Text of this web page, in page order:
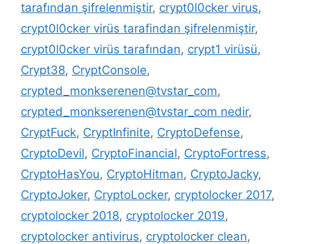
tarafından şifrelenmiştir, crypt0l0cker virus,
crypt0l0cker virüs tarafindan şifrelenmiştir,
crypt0l0cker virüs tarafından, crypt1 virüsü,
Crypt38, CryptConsole,
crypted_monkserenen@tvstar_com,
crypted_monkserenen@tvstar_com nedir,
CryptFuck, CryptInfinite, CryptoDefense,
CryptoDevil, CryptoFinancial, CryptoFortress,
CryptoHasYou, CryptoHitman, CryptoJacky,
CryptoJoker, CryptoLocker, cryptolocker 2017,
cryptolocker 2018, cryptolocker 2019,
cryptolocker antivirus, cryptolocker clean,